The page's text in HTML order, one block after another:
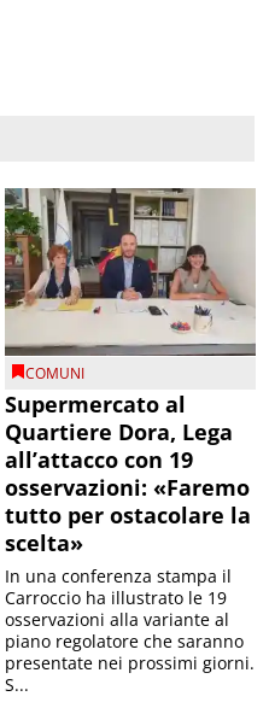
COMUNI
Supermercato al
Quartiere Dora, Lega
all’attacco con 19
osservazioni: «Faremo
tutto per ostacolare la
scelta»
In una conferenza stampa il
Carroccio ha illustrato le 19
osservazioni alla variante al
piano regolatore che saranno
presentate nei prossimi giorni.
S...